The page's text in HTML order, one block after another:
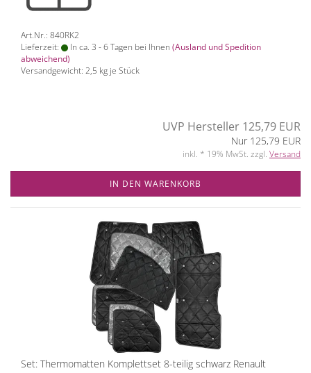
Art.Nr.: 840RK2
Lieferzeit:
In ca. 3 - 6 Tagen bei Ihnen (Ausland und Spedition
abweichend)
Versandgewicht: 2,5 kg je Stück
UVP Hersteller 125,79 EUR
Nur 125,79 EUR
inkl. * 19% MwSt. zzgl. Versand
IN DEN WARENKORB
Set: Thermomatten Komplettset 8-teilig schwarz Renault